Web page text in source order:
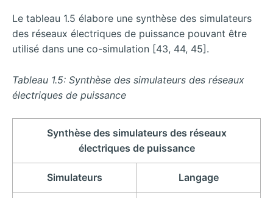
Le tableau 1.5 élabore une synthèse des simulateurs
des réseaux électriques de puissance pouvant être
utilisé dans une co-simulation [43, 44, 45].
Tableau 1.5: Synthèse des simulateurs des réseaux
électriques de puissance
Synthèse des simulateurs des réseaux
électriques de puissance
Simulateurs Langage